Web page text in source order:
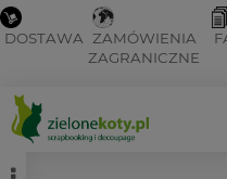
DOSTAWA ZAMÓWIENIA
ZAGRANICZNE